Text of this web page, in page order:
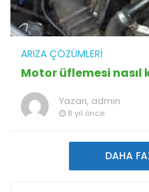
ARIZA ÇÖZÜMLERI
Motor üflemesi nasıl
Yazan, admin
8 yıl önce
DAHA